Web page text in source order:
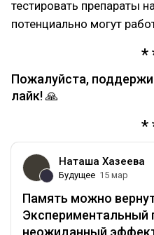
тестировать препараты
потенциально могут
Пожалуйста,
лайк! 🙏
Наташа Хазеева
Будущее 15 мар
Память можно
Экспериментальный
неожиданный